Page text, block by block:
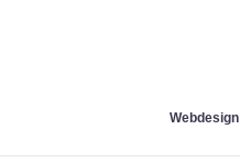
Webdesign